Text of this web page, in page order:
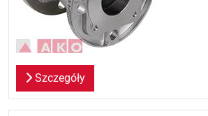
Szczegóły